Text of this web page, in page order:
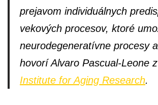
prejavom individuálnych
vekových procesov, ktoré
neurodegeneratívne procesy
hovorí Alvaro Pascual-Leone z
Institute for Aging Research.